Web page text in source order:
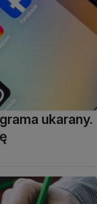
ukarany.